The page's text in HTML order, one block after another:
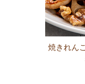
焼きれん